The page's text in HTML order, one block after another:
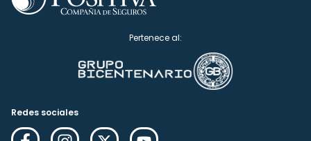
Pertenece al:
Redes sociales